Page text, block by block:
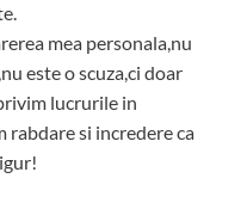
mea personala,nu
este o scuza,ci doar
lucrurile in
rabdare si incredere ca